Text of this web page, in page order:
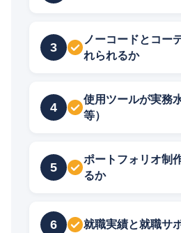
3
ノーコードとコー
れられるか
4
使用ツールが実務
等）
5
ポートフォリオ制
るか
6 就職実績と就職サ